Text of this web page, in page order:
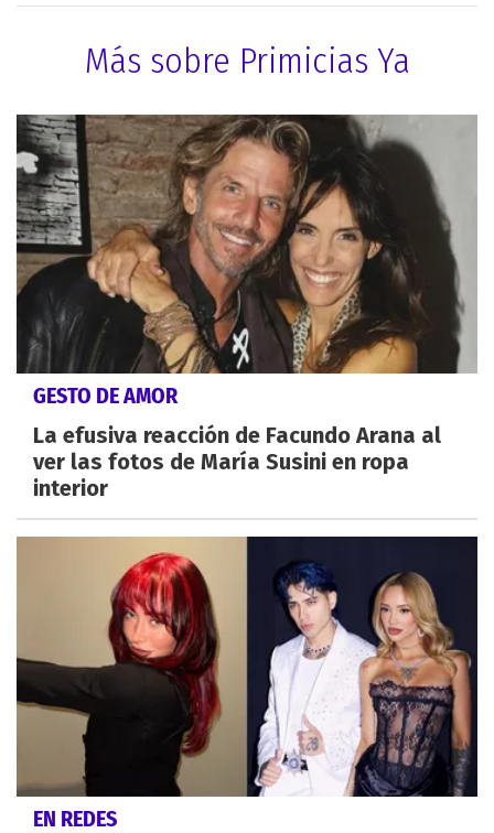
Más sobre Primicias Ya
GESTO DE AMOR
La efusiva reacción de Facundo Arana al
ver las fotos de María Susini en ropa
interior
EN REDES